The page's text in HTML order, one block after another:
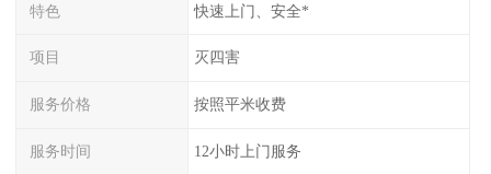
特色 快速上门、安全*
项目 灭四害
服务价格 按照平米收费
服务时间 12小时上门服务